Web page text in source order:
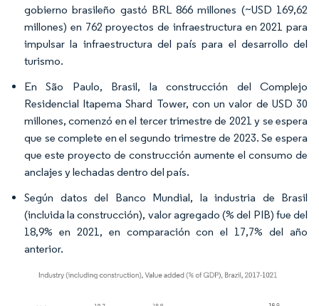
gobierno brasileño gastó BRL 866 millones (~USD 169,62
millones) en 762 proyectos de infraestructura en 2021 para
impulsar la infraestructura del país para el desarrollo del
turismo.
En São Paulo, Brasil, la construcción del Complejo
Residencial Itapema Shard Tower, con un valor de USD 30
millones, comenzó en el tercer trimestre de 2021 y se espera
que se complete en el segundo trimestre de 2023. Se espera
que este proyecto de construcción aumente el consumo de
anclajes y lechadas dentro del país.
Según datos del Banco Mundial, la industria de Brasil
(incluida la construcción), valor agregado (% del PIB) fue del
18,9% en 2021, en comparación con el 17,7% del año
anterior.